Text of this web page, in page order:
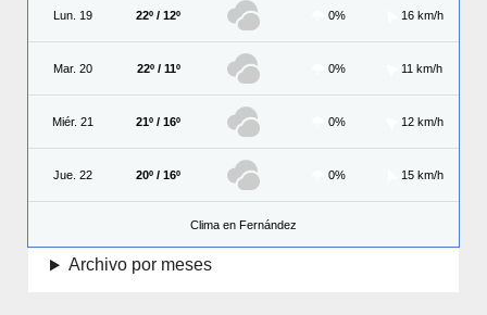
Lun. 19 22º / 12º 0% 16 km/h
Mar. 20 22º / 11º 0% 11 km/h
Miér. 21 21º / 16º 0% 12 km/h
Jue. 22 20º / 16º 0% 15 km/h
Clima en Fernández
Archivo por meses